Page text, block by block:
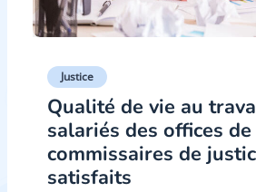
Justice
Qualité de vie au
salariés des offices de
commissaires de
satisfaits